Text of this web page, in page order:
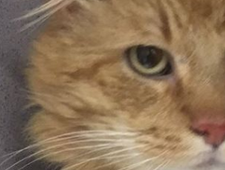
വാർത്തകൾ
മന്ത്രി അനൂപ് ജേക്കബ്
നാളെ
പാടിയോട്ടുചാലില്‍
മാവേലി സൂപ്പര്‍ സ്റ്റോര്‍
ഉദ്ഘാടനം ചെയ്യും.
admin3 August 6, 2026